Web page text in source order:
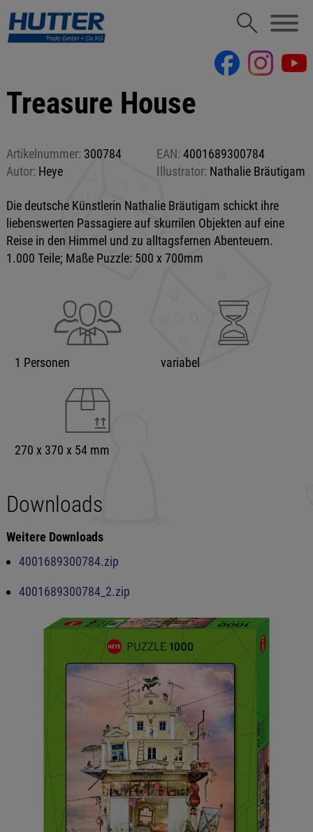
Treasure House
Artikelnummer: 300784 EAN: 4001689300784
Autor: Heye Illustrator: Nathalie Bräutigam
Die deutsche Künstlerin Nathalie Bräutigam schickt ihre
liebenswerten Passagiere auf skurrilen Objekten auf eine
Reise in den Himmel und zu alltagsfernen Abenteuern.
1.000 Teile; Maße Puzzle: 500 x 700mm
1 Personen variabel
270 x 370 x 54 mm
Downloads
Weitere Downloads
4001689300784.zip
4001689300784_2.zip